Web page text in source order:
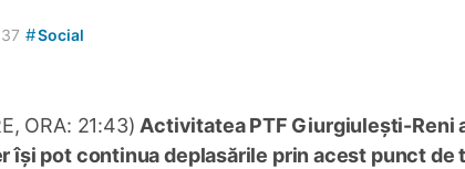
#Social
ORA: 21:43) Activitatea PTF Giurgiulești-Reni
își pot continua deplasările prin acest punct de